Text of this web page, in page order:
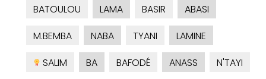
BATOULOU
LAMA BASIR
ABASI
M.BEMBA
NABA TYANI
LAMINE
SALIM
BA BAFODÉ ANASS
N'TAYI